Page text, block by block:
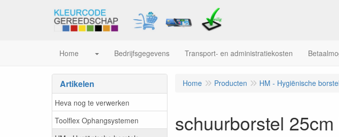
Home Bedrijfsgegevens Transport- en administratiekosten
Artikelen
Heva nog te verwerken
Toolflex Ophangsystemen
Home Producten HM - Hygiënische
schuurborstel